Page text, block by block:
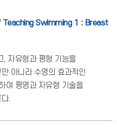
Swimming 1 : Breast
, 자유형과 평형 기능을
아니라 수영의 효과적인
여 평영과 자유형 기술을
.